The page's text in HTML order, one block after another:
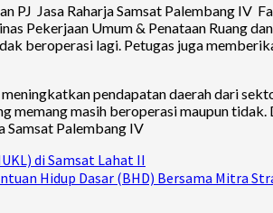
PJ Jasa Raharja Samsat Palembang IV
Pekerjaan Umum & Penataan Ruang
beroperasi lagi. Petugas juga
pendapatan daerah dari
memang masih beroperasi maupun
Samsat Palembang IV
di Samsat Lahat II
Hidup Dasar (BHD) Bersama Mitra